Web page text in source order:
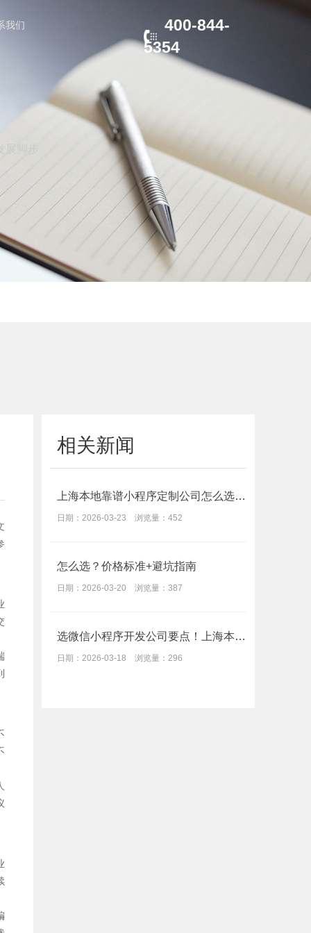
400-844-
5354
我们
相关新闻
上海本地靠谱小程序定制公司怎么选？价格多少？
日期：2026-03-23 浏览量：452
怎么选？价格标准+避坑指南
日期：2026-03-20 浏览量：387
选微信小程序开发公司要点！上海本凡科技专业定制解决方案
日期：2026-03-18 浏览量：296